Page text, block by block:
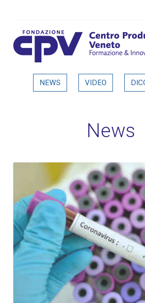
Dettaglio in
NEWS VIDEO
News